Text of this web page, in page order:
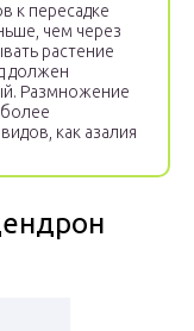
к пересадке
чем через
растение
должен
Размножение
как азалия